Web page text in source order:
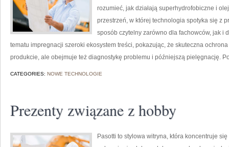
rozumieć, jak działają superhydrofobiczne i
przestrzeń, w której technologia spotyka się z
sposób czytelny zarówno dla fachowców, jak i
tematu impregnacji szeroki ekosystem treści, pokazując, że skuteczna
produkcie, ale obejmuje też diagnostykę problemu i późniejszą pielęgnację.
CATEGORIES: NOWE TECHNOLOGIE
Prezenty związane z hobby
Pasotti to stylowa witryna, która koncentruje